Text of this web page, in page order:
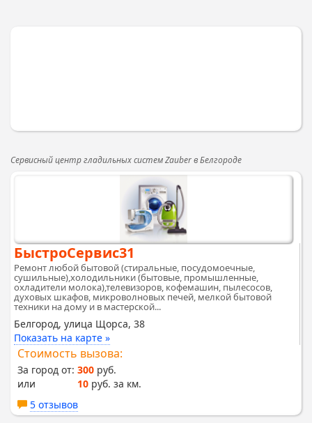
Сервисный центр гладильных систем Zauber в Белгороде
БыстроСервис31
Ремонт любой бытовой (стиральные, посудомоечные,
сушильные),холодильники (бытовые, промышленные,
охладители молока),телевизоров, кофемашин, пылесосов,
духовых шкафов, микроволновых печей, мелкой бытовой
техники на дому и в мастерской...
Белгород, улица Щорса, 38
Показать на карте »
Стоимость вызова:
За город от: 300 руб.
или
10 руб. за км.
5 отзывов